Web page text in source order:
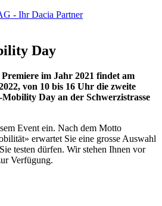
Day
im Jahr 2021 findet am
von 10 bis 16 Uhr die zweite
Day an der Schwerzistrasse
Event ein. Nach dem Motto
erwartet Sie eine grosse Auswahl
testen dürfen. Wir stehen Ihnen vor
Verfügung.